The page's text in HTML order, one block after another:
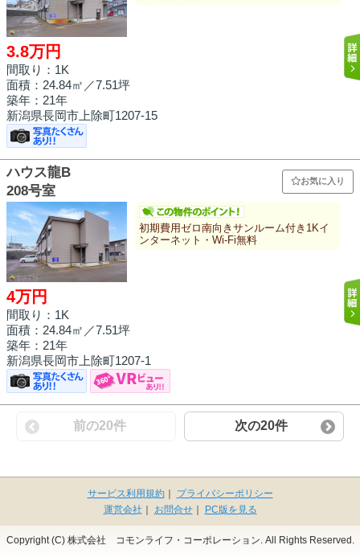
3.8万円
間取り：1K
面積： 24.84㎡ ／7.51坪
築年：21年
新潟県長岡市上除町1207-15
ハウス龍B
208号室
お気に入り
初期費用ゼロ南向きサンルーム付き1Kイ
ンターネット・Wi-Fi無料
4万円
間取り：1K
面積： 24.84㎡ ／7.51坪
築年：21年
新潟県長岡市上除町1207-1
前の20件 次の20件
サービス利用規約｜
プライバシーポリシー
運営会社 ｜ お問合せ｜ PC版を見る
Copyright (C) 株式会社 コモンライフ・コーポレーション. All Rights Reserved.